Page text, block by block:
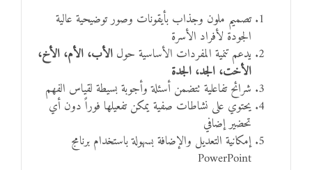
تصميم ملون وجذاب بأيقونات وصور توضيحية عالية
الجودة لأفراد الأسرة
يدعم تنمية المفردات الأساسية حول الأب، الأم، الأخ،
الأخت، الجد، الجدة
شرائح تفاعلية تتضمن أسئلة وأجوبة بسيطة لقياس الفهم
يحتوي على نشاطات صفية يمكن تفعيلها فوراً دون أي
تحضير إضافي
إمكانية التعديل والإضافة بسهولة باستخدام برنامج
PowerPoint